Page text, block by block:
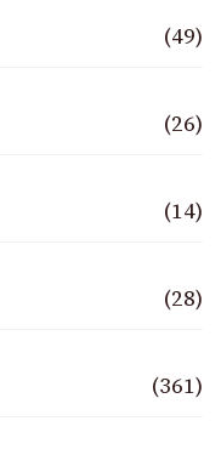
(49)
(26)
(14)
(28)
(361)